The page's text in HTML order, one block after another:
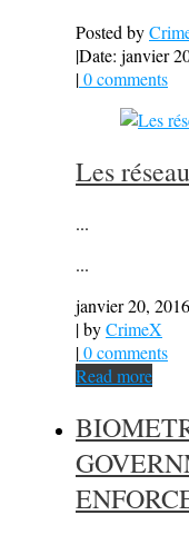
Posted by
|Date: janvier
|0 comments
Les
...
...
janvier 20, 2016
| byCrimeX
|0 comments
Read more